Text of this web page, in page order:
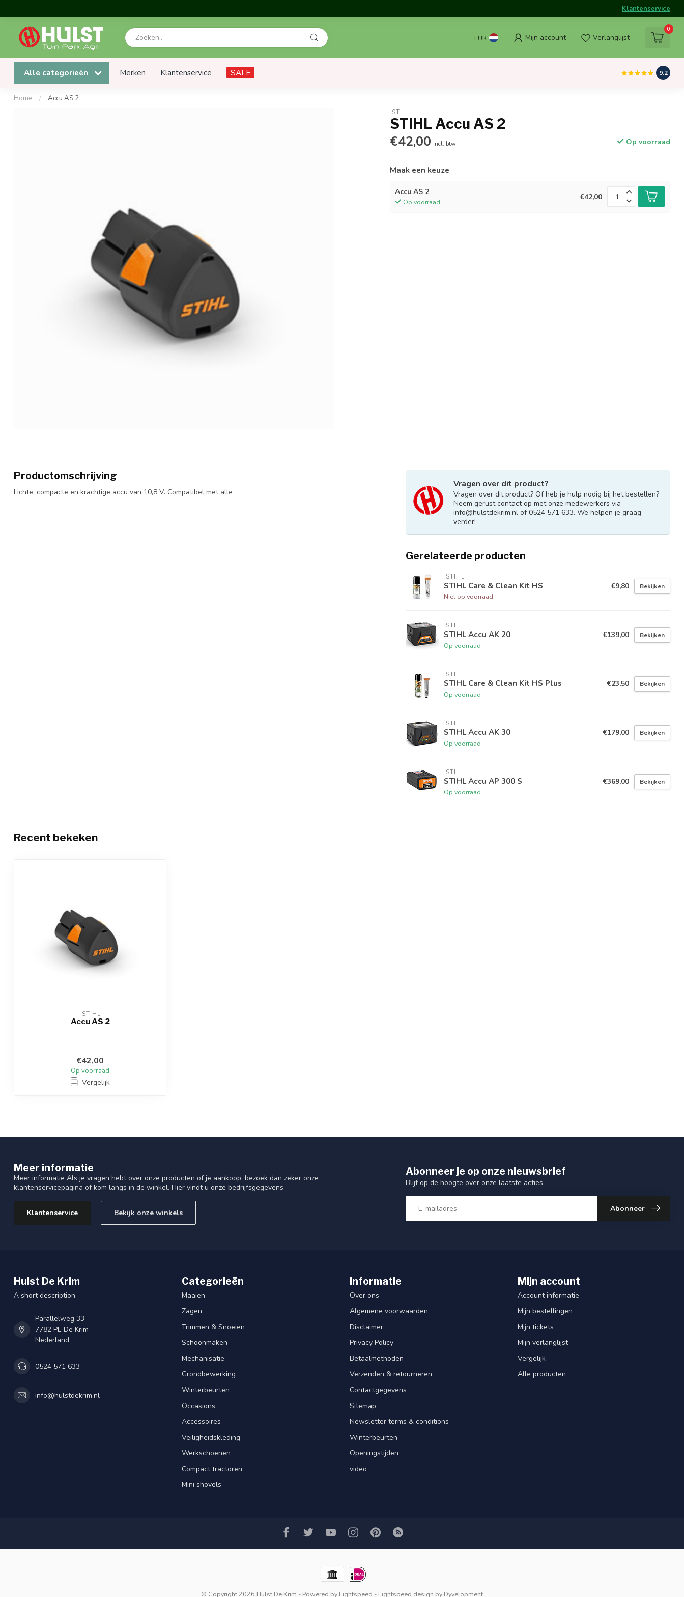
Klantenservice
EUR Mijn account Verlanglijst
0
Alle categorieën Merken Klantenservice SALE 9.2
Home / Accu AS 2
STIHL
STIHL Accu AS 2
€42,00 Incl. btw Op voorraad
Maak een keuze
Accu AS 2
Op voorraad
€42,00
Productomschrijving
Lichte, compacte en krachtige accu van 10,8 V. Compatibel met alle
Vragen over dit product?
Vragen over dit product? Of heb je hulp nodig bij het bestellen?
Neem gerust contact op met onze medewerkers via
info@hulstdekrim.nl of 0524 571 633. We helpen je graag
verder!
Gerelateerde producten
STIHL
STIHL Care & Clean Kit HS
Niet op voorraad
€9,80 Bekijken
STIHL
STIHL Accu AK 20
Op voorraad
€139,00 Bekijken
STIHL
STIHL Care & Clean Kit HS Plus
Op voorraad
€23,50 Bekijken
STIHL
STIHL Accu AK 30
Op voorraad
€179,00 Bekijken
STIHL
STIHL Accu AP 300 S
Op voorraad
€369,00 Bekijken
Recent bekeken
STIHL
Accu AS 2
€42,00
Op voorraad
Vergelijk
Meer informatie
Meer informatie Als je vragen hebt over onze producten of je aankoop, bezoek dan zeker onze
klantenservicepagina of kom langs in de winkel. Hier vindt u onze bedrijfsgegevens.
Klantenservice Bekijk onze winkels
Abonneer je op onze nieuwsbrief
Blijf op de hoogte over onze laatste acties
Abonneer
Hulst De Krim
A short description
Parallelweg 33
7782 PE De Krim
Nederland
0524 571 633
info@hulstdekrim.nl
Categorieën
Maaien
Zagen
Trimmen & Snoeien
Schoonmaken
Mechanisatie
Grondbewerking
Winterbeurten
Occasions
Accessoires
Veiligheidskleding
Werkschoenen
Compact tractoren
Mini shovels
Informatie
Over ons
Algemene voorwaarden
Disclaimer
Privacy Policy
Betaalmethoden
Verzenden & retourneren
Contactgegevens
Sitemap
Newsletter terms & conditions
Winterbeurten
Openingstijden
video
Mijn account
Account informatie
Mijn bestellingen
Mijn tickets
Mijn verlanglijst
Vergelijk
Alle producten
© Copyright 2026 Hulst De Krim - Powered by Lightspeed - Lightspeed design by Dyvelopment